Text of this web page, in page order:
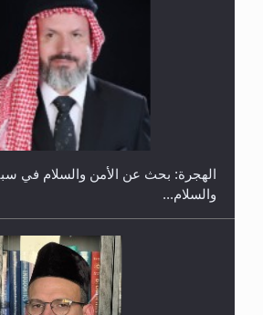
إتمام حفظ القرآن الكريم لثلاثة
الهجرة: بحث عن الأمن والسلام في
والسلام...